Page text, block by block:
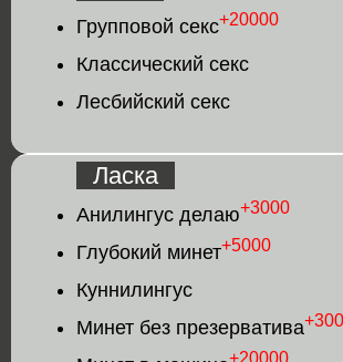
Групповой секс+20000
Классический секс
Лесбийский секс
Ласка
Анилингус делаю+3000
Глубокий минет+5000
Куннилингус
Минет без презерватива
+20000